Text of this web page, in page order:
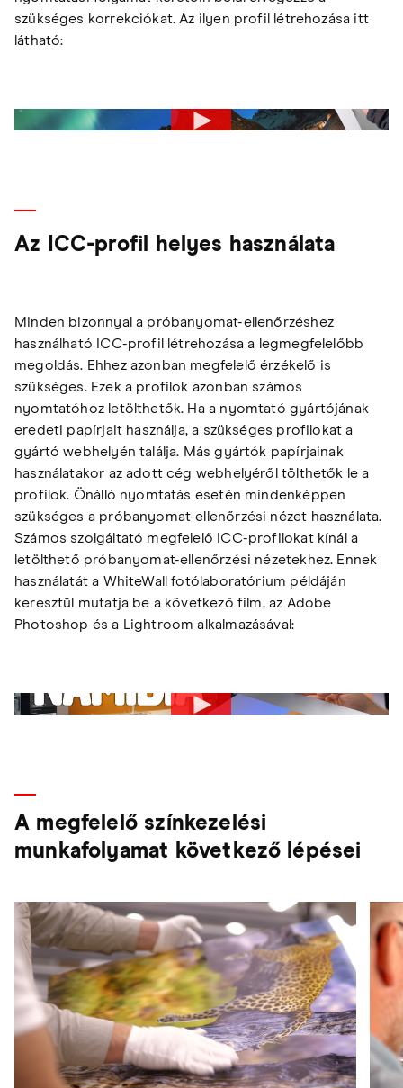
szükséges korrekciókat. Az ilyen profil létrehozása itt
látható:
Az ICC-profil helyes használata
Minden bizonnyal a próbanyomat-ellenőrzéshez
használható ICC-profil létrehozása a legmegfelelőbb
megoldás. Ehhez azonban megfelelő érzékelő is
szükséges. Ezek a profilok azonban számos
nyomtatóhoz letölthetők. Ha a nyomtató gyártójának
eredeti papírjait használja, a szükséges profilokat a
gyártó webhelyén találja. Más gyártók papírjainak
használatakor az adott cég webhelyéről tölthetők le a
profilok. Önálló nyomtatás esetén mindenképpen
szükséges a próbanyomat-ellenőrzési nézet használata.
Számos szolgáltató megfelelő ICC-profilokat kínál a
letölthető próbanyomat-ellenőrzési nézetekhez. Ennek
használatát a WhiteWall fotólaboratórium példáján
keresztül mutatja be a következő film, az Adobe
Photoshop és a Lightroom alkalmazásával:
A megfelelő színkezelési
munkafolyamat következő lépései